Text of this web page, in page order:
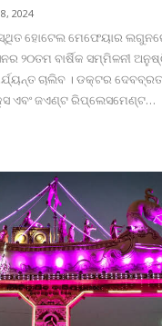
2024
ହୋଟେଲ ମେଫେୟାର
୨୦ତମ ବାର୍ଷିକ ସମ୍ମିଳନୀ
ଚାଲିବ । ଡକ୍ଟର
ଏବଂ ଜଏଣ୍ଟ ରିପ୍ଲେସମେଣ୍ଟ…